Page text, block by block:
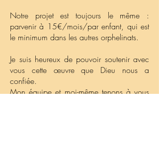
Notre projet est toujours le même :
parvenir à 15€/mois/par enfant, qui est
le minimum dans les autres orphelinats.
Je suis heureux de pouvoir soutenir avec
vous cette œuvre que Dieu nous a
confiée.
Mon équipe et moi-même tenons à vous